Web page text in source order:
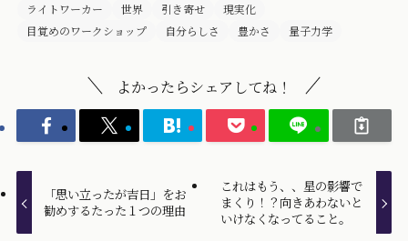
ライトワーカー
世界 引き寄せ
現実化
目覚めのワークショップ
自分らしさ 豊かさ 量子力学
よかったらシェアしてね！
「思い立ったが吉日」をお
勧めするたった１つの理由
これはもう、、星の影響で
まくり！？向きあわないと
いけなくなってること。